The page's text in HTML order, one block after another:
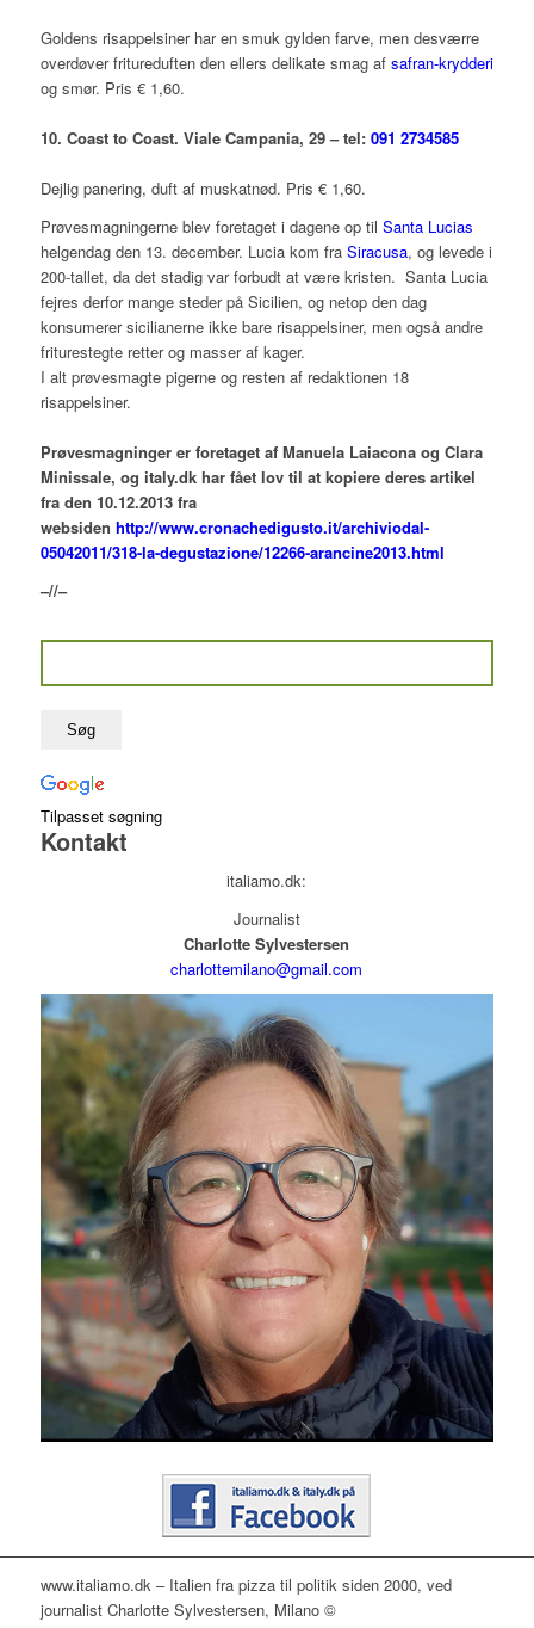
Goldens risappelsiner har en smuk gylden farve, men desværre
overdøver fritureduften den ellers delikate smag af safran-krydderi
og smør. Pris € 1,60.
10. Coast to Coast. Viale Campania, 29 – tel: 091 2734585
Dejlig panering, duft af muskatnød. Pris € 1,60.
Prøvesmagningerne blev foretaget i dagene op til Santa Lucias
helgendag den 13. december. Lucia kom fra Siracusa, og levede i
200-tallet, da det stadig var forbudt at være kristen. Santa Lucia
fejres derfor mange steder på Sicilien, og netop den dag
konsumerer sicilianerne ikke bare risappelsiner, men også andre
friturestegte retter og masser af kager.
I alt prøvesmagte pigerne og resten af redaktionen 18
risappelsiner.
Prøvesmagninger er foretaget af Manuela Laiacona og Clara
Minissale, og italy.dk har fået lov til at kopiere deres artikel
fra den 10.12.2013 fra
websiden http://www.cronachedigusto.it/archiviodal-
05042011/318-la-degustazione/12266-arancine2013.html
–//–
Tilpasset søgning
Kontakt
italiamo.dk:
Journalist
Charlotte Sylvestersen
charlottemilano@gmail.com
www.italiamo.dk – Italien fra pizza til politik siden 2000, ved
journalist Charlotte Sylvestersen, Milano ©